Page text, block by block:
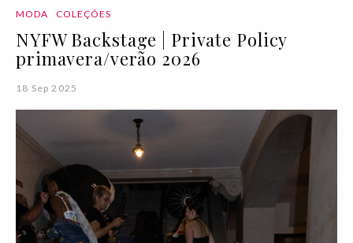
MODA COLEÇÕES
NYFW Backstage | Private Policy
primavera/verão 2026
18 Sep 2025